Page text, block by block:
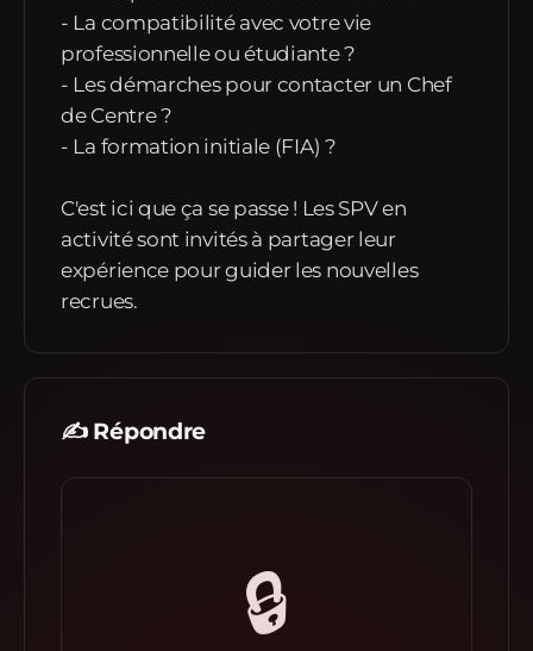
- La compatibilité avec votre vie
professionnelle ou étudiante ?
- Les démarches pour contacter un Chef
de Centre ?
- La formation initiale (FIA) ?
C'est ici que ça se passe ! Les SPV en
activité sont invités à partager leur
expérience pour guider les nouvelles
recrues.
✍️ Répondre
🔒